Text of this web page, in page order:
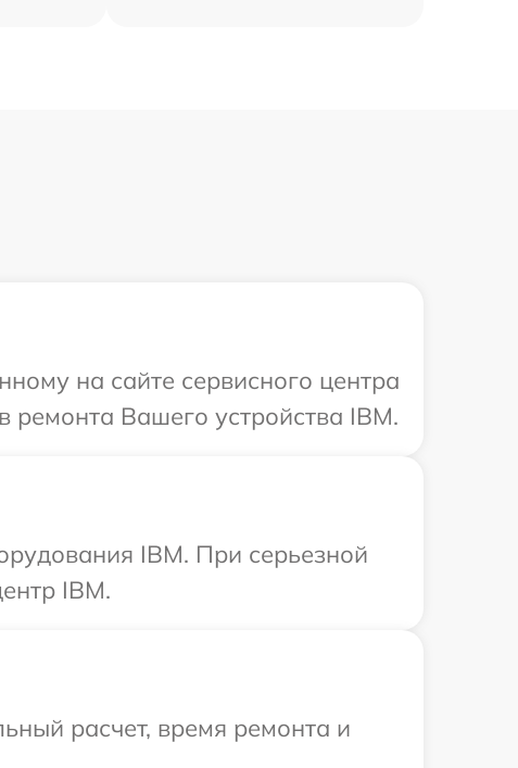
на сайте сервисного центра
Вашего устройства IBM.
IBM. При серьезной
IBM.
расчет, время ремонта и